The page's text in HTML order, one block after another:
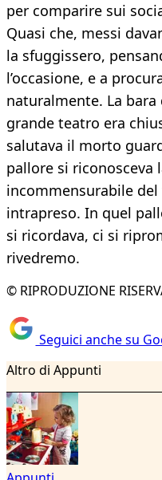
per comparire sui
Quasi che, messi
la sfuggissero,
l’occasione, e a
naturalmente. La
grande teatro era
salutava il morto
pallore si riconosceva
incommensurabile del
intrapreso. In quel
si ricordava, ci si
rivedremo.
© RIPRODUZIONE
Seguici anche su
Altro di Appunti